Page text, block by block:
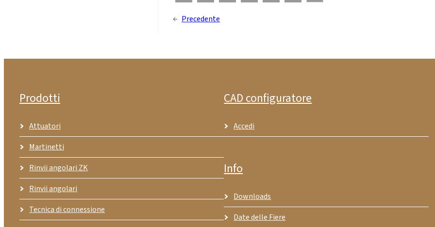
← Precedente
Prodotti
Attuatori
Martinetti
Rinvii angolari ZK
Rinvii angolari
Tecnica di connessione
CAD configuratore
Accedi
Info
Downloads
Date delle Fiere